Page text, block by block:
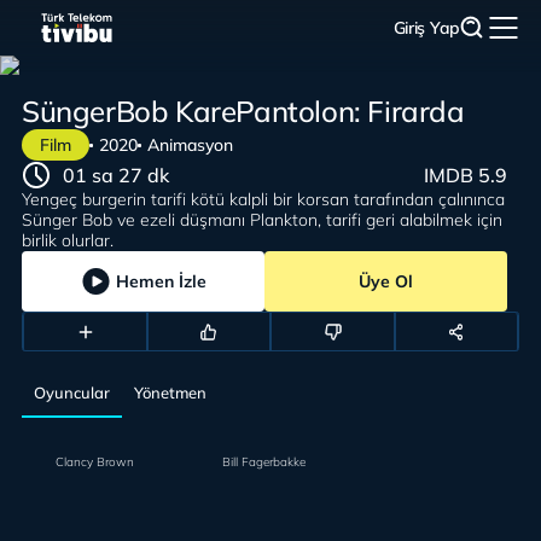
Giriş Yap
Film 2020 Animasyon
SüngerBob KarePantolon: Firarda
Yengeç burgerin tarifi kötü kalpli bir korsan tarafından çalınınca
Sünger Bob ve ezeli düşmanı Plankton, tarifi geri alabilmek için
birlik olurlar.
01 sa 27 dk IMDB 5.9
Hemen İzle Üye Ol
Oyuncular Yönetmen
Clancy Brown Bill Fagerbakke